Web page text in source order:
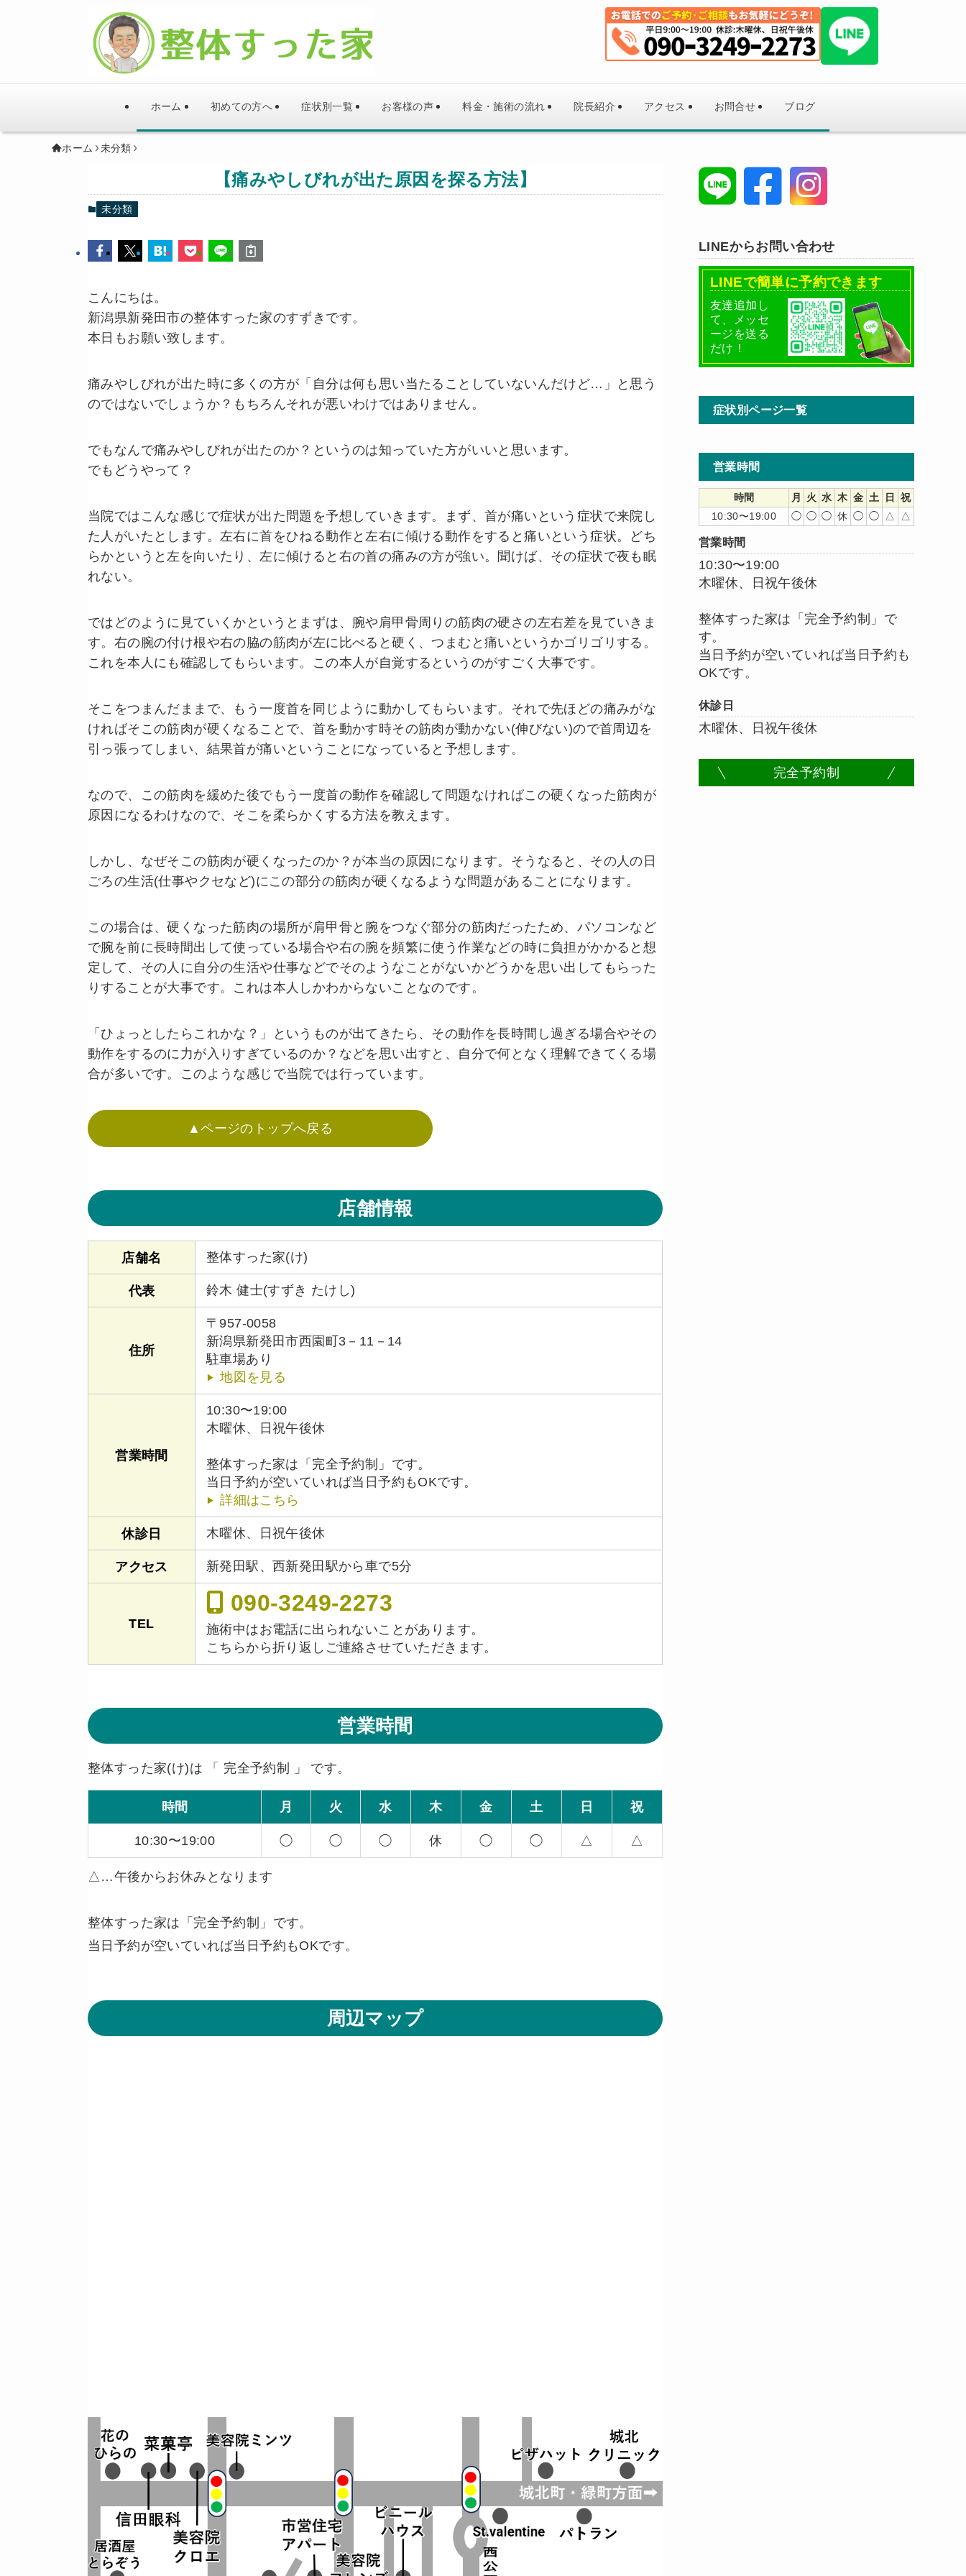
ホーム 初めての方へ 症状別一覧 お客様の声 料金・施術の流れ 院長紹介 アクセス お問合せ ブログ
ホーム 未分類
【痛みやしびれが出た原因を探る方法】
未分類
こんにちは。
新潟県新発田市の整体すった家のすずきです。
本日もお願い致します。
痛みやしびれが出た時に多くの方が「自分は何も思い当たることしていないんだけど…」と思う
のではないでしょうか？もちろんそれが悪いわけではありません。
でもなんで痛みやしびれが出たのか？というのは知っていた方がいいと思います。
でもどうやって？
当院ではこんな感じで症状が出た問題を予想していきます。まず、首が痛いという症状で来院し
た人がいたとします。左右に首をひねる動作と左右に傾ける動作をすると痛いという症状。どち
らかというと左を向いたり、左に傾けると右の首の痛みの方が強い。聞けば、その症状で夜も眠
れない。
ではどのように見ていくかというとまずは、腕や肩甲骨周りの筋肉の硬さの左右差を見ていきま
す。右の腕の付け根や右の脇の筋肉が左に比べると硬く、つまむと痛いというかゴリゴリする。
これを本人にも確認してもらいます。この本人が自覚するというのがすごく大事です。
そこをつまんだままで、もう一度首を同じように動かしてもらいます。それで先ほどの痛みがな
ければそこの筋肉が硬くなることで、首を動かす時その筋肉が動かない(伸びない)ので首周辺を
引っ張ってしまい、結果首が痛いということになっていると予想します。
なので、この筋肉を緩めた後でもう一度首の動作を確認して問題なければこの硬くなった筋肉が
原因になるわけなので、そこを柔らかくする方法を教えます。
しかし、なぜそこの筋肉が硬くなったのか？が本当の原因になります。そうなると、その人の日
ごろの生活(仕事やクセなど)にこの部分の筋肉が硬くなるような問題があることになります。
この場合は、硬くなった筋肉の場所が肩甲骨と腕をつなぐ部分の筋肉だったため、パソコンなど
で腕を前に長時間出して使っている場合や右の腕を頻繁に使う作業などの時に負担がかかると想
定して、その人に自分の生活や仕事などでそのようなことがないかどうかを思い出してもらった
りすることが大事です。これは本人しかわからないことなのです。
「ひょっとしたらこれかな？」というものが出てきたら、その動作を長時間し過ぎる場合やその
動作をするのに力が入りすぎているのか？などを思い出すと、自分で何となく理解できてくる場
合が多いです。このような感じで当院では行っています。
▲ページのトップへ戻る
店舗情報
店舗名 整体すった家(け)
代表 鈴木 健士(すずき たけし)
住所
〒957-0058
新潟県新発田市西園町3－11－14
駐車場あり
地図を見る
営業時間
10:30〜19:00
木曜休、日祝午後休
整体すった家は「完全予約制」です。
当日予約が空いていれば当日予約もOKです。
詳細はこちら
休診日 木曜休、日祝午後休
アクセス 新発田駅、西新発田駅から車で5分
TEL
090-3249-2273
施術中はお電話に出られないことがあります。
こちらから折り返しご連絡させていただきます。
営業時間
整体すった家(け)は 「 完全予約制 」 です。
時間 月 火 水 木 金 土 日 祝
10:30〜19:00 ◯ ◯ ◯ 休 ◯ ◯ △ △
△…午後からお休みとなります
整体すった家は「完全予約制」です。
当日予約が空いていれば当日予約もOKです。
周辺マップ
LINEからお問い合わせ
LINEで簡単に予約できます
友達追加し
て、メッセ
ージを送る
だけ！
症状別ページ一覧
営業時間
時間 月 火 水 木 金 土 日
祝
10:30〜19:00
◯ ◯ ◯ 休 ◯ ◯ △ △
営業時間
10:30〜19:00
木曜休、日祝午後休
整体すった家は「完全予約制」で
す。
当日予約が空いていれば当日予約も
OKです。
休診日
木曜休、日祝午後休
完全予約制